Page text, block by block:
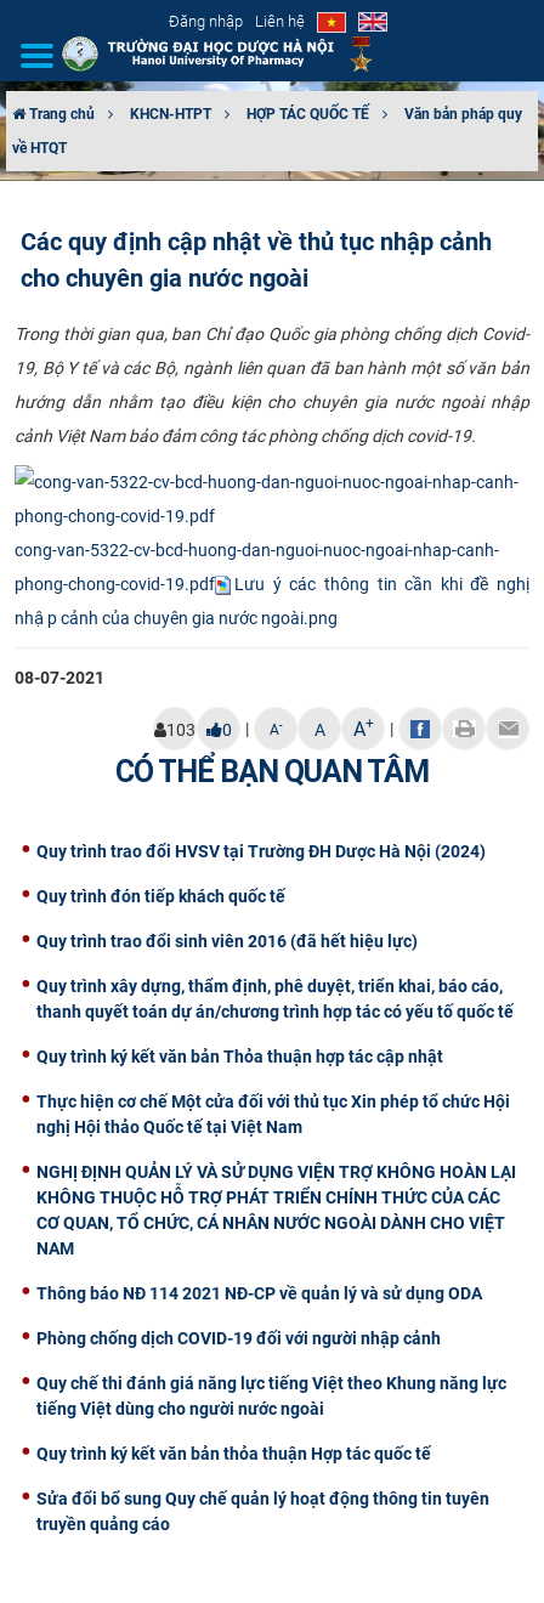
Đăng nhập Liên hệ
GIỚI THIỆU
TUYỂN SINH
ĐÀO TẠO
ĐẢM BẢO CHẤT LƯỢNG
HTQT
CỰU NGƯỜI HỌC
Trang chủ KHCN-HTPT HỢP TÁC QUỐC TẾ
Văn bản pháp quy
về HTQT
Các quy định cập nhật về thủ tục nhập cảnh
cho chuyên gia nước ngoài
Trong thời gian qua, ban Chỉ đạo Quốc gia phòng chống dịch Covid-
19, Bộ Y tế và các Bộ, ngành liên quan đã ban hành một số văn bản
hướng dẫn nhằm tạo điều kiện cho chuyên gia nước ngoài nhập
cảnh Việt Nam bảo đảm công tác phòng chống dịch covid-19.
cong-van-5322-cv-bcd-huong-dan-nguoi-nuoc-ngoai-nhap-canh-
phong-chong-covid-19.pdf
Lưu ý các thông tin cần khi đề nghị
nhập cảnh của chuyên gia nước ngoài.png
08-07-2021
103 0 | A- A A+ |
CÓ THỂ BẠN QUAN TÂM
Quy trình trao đổi HVSV tại Trường ĐH Dược Hà Nội (2024)
Quy trình đón tiếp khách quốc tế
Quy trình trao đổi sinh viên 2016 (đã hết hiệu lực)
Quy trình xây dựng, thẩm định, phê duyệt, triển khai, báo cáo,
thanh quyết toán dự án/chương trình hợp tác có yếu tố quốc tế
Quy trình ký kết văn bản Thỏa thuận hợp tác cập nhật
Thực hiện cơ chế Một cửa đối với thủ tục Xin phép tổ chức Hội
nghị Hội thảo Quốc tế tại Việt Nam
NGHỊ ĐỊNH QUẢN LÝ VÀ SỬ DỤNG VIỆN TRỢ KHÔNG HOÀN LẠI
KHÔNG THUỘC HỖ TRỢ PHÁT TRIỂN CHÍNH THỨC CỦA CÁC
CƠ QUAN, TỔ CHỨC, CÁ NHÂN NƯỚC NGOÀI DÀNH CHO VIỆT
NAM
Thông báo NĐ 114 2021 NĐ-CP về quản lý và sử dụng ODA
Phòng chống dịch COVID-19 đối với người nhập cảnh
Quy chế thi đánh giá năng lực tiếng Việt theo Khung năng lực
tiếng Việt dùng cho người nước ngoài
Quy trình ký kết văn bản thỏa thuận Hợp tác quốc tế
Sửa đổi bổ sung Quy chế quản lý hoạt động thông tin tuyên
truyền quảng cáo